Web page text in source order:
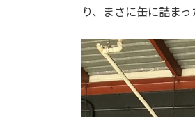
り、まさに缶に詰ま